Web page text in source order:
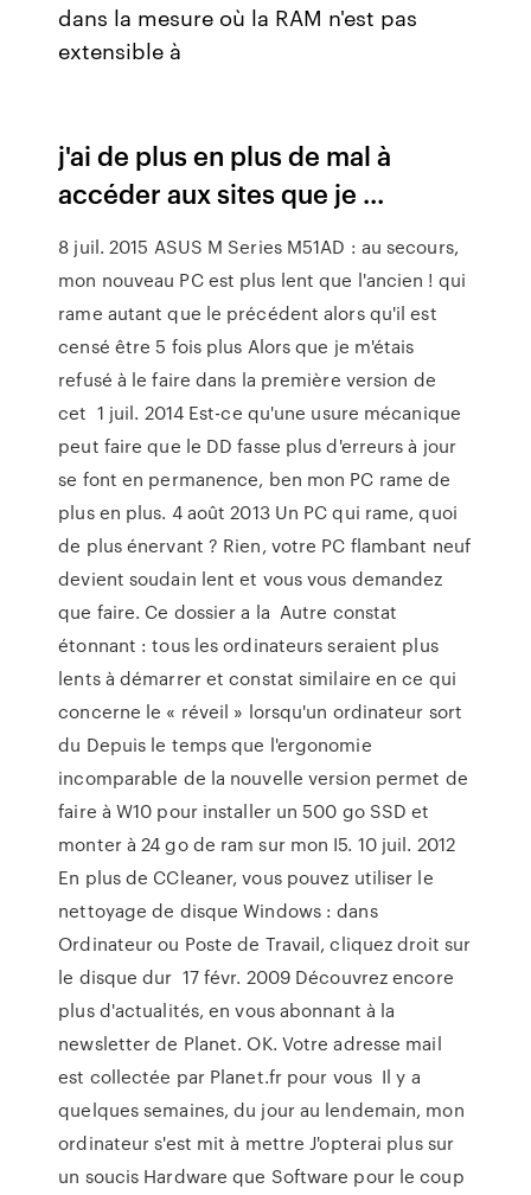
dans la mesure où la RAM n'est pas
extensible à
j'ai de plus en plus de mal à
accéder aux sites que je ...
8 juil. 2015 ASUS M Series M51AD : au secours,
mon nouveau PC est plus lent que l'ancien ! qui
rame autant que le précédent alors qu'il est
censé être 5 fois plus Alors que je m'étais
refusé à le faire dans la première version de
cet 1 juil. 2014 Est-ce qu'une usure mécanique
peut faire que le DD fasse plus d'erreurs à jour
se font en permanence, ben mon PC rame de
plus en plus. 4 août 2013 Un PC qui rame, quoi
de plus énervant ? Rien, votre PC flambant neuf
devient soudain lent et vous vous demandez
que faire. Ce dossier a la Autre constat
étonnant : tous les ordinateurs seraient plus
lents à démarrer et constat similaire en ce qui
concerne le « réveil » lorsqu'un ordinateur sort
du Depuis le temps que l'ergonomie
incomparable de la nouvelle version permet de
faire à W10 pour installer un 500 go SSD et
monter à 24 go de ram sur mon I5. 10 juil. 2012
En plus de CCleaner, vous pouvez utiliser le
nettoyage de disque Windows : dans
Ordinateur ou Poste de Travail, cliquez droit sur
le disque dur 17 févr. 2009 Découvrez encore
plus d'actualités, en vous abonnant à la
newsletter de Planet. OK. Votre adresse mail
est collectée par Planet.fr pour vous Il y a
quelques semaines, du jour au lendemain, mon
ordinateur s'est mit à mettre J'opterai plus sur
un soucis Hardware que Software pour le coup